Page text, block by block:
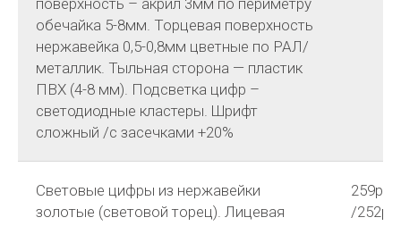
поверхность – акрил 3мм по периметру
обечайка 5-8мм. Торцевая поверхность
нержавейка 0,5-0,8мм цветные по РАЛ/
металлик. Тыльная сторона — пластик
ПВХ (4-8 мм). Подсветка цифр –
светодиодные кластеры. Шрифт
сложный /с засечками +20%
Световые цифры из нержавейки
золотые (световой торец). Лицевая
259р
/252р